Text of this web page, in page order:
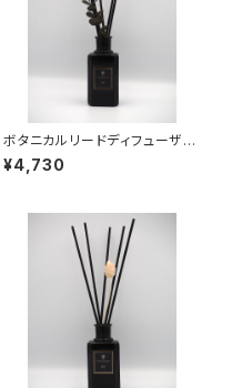
ボタニカルリードディフューザー
02
¥4,730